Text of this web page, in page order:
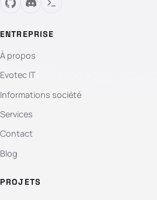
ENTREPRISE
À propos
Evotec IT
Informations société
Services
Contact
Blog
PROJETS